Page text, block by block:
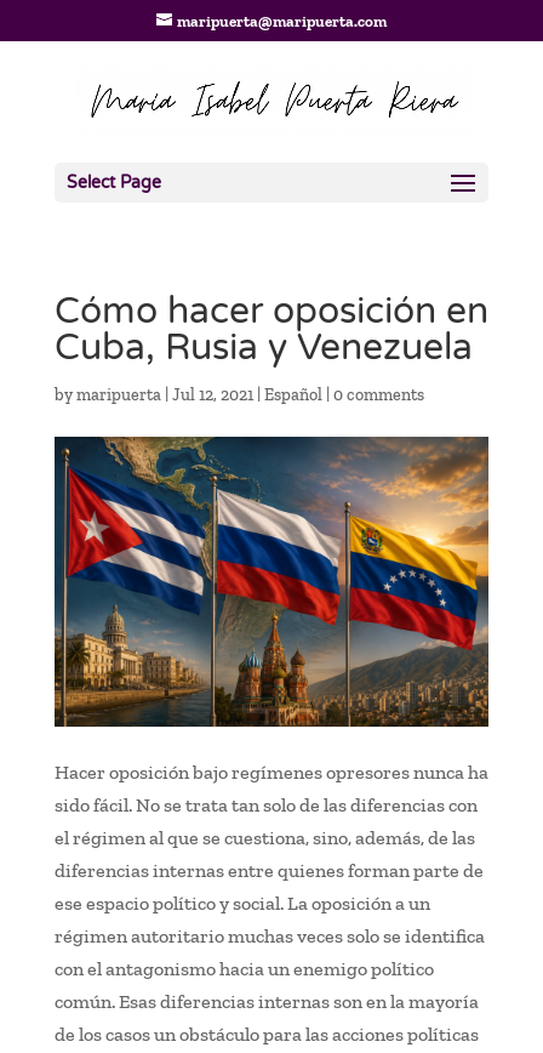
maripuerta@maripuerta.com
Select Page
Cómo hacer oposición en
Cuba, Rusia y Venezuela
bymaripuerta| Jul 12, 2021| Español| 0 comments
Hacer oposición bajo regímenes opresores nunca ha
sido fácil. No se trata tan solo de las diferencias con
el régimen al que se cuestiona, sino, además, de las
diferencias internas entre quienes forman parte de
ese espacio político y social. La oposición a un
régimen autoritario muchas veces solo se identifica
con el antagonismo hacia un enemigo político
común. Esas diferencias internas son en la mayoría
de los casos un obstáculo para las acciones políticas